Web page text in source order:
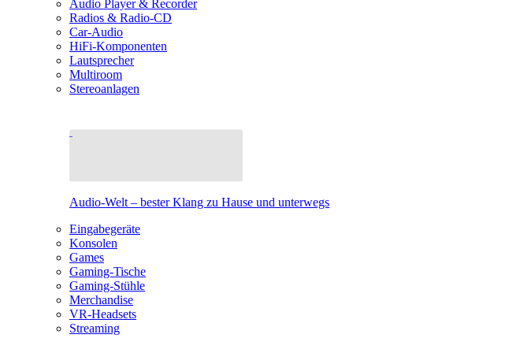
Audio Player & Recorder
Radios & Radio-CD
Car-Audio
HiFi-Komponenten
Lautsprecher
Multiroom
Stereoanlagen
Audio-Welt – bester Klang zu Hause und unterwegs
Eingabegeräte
Konsolen
Games
Gaming-Tische
Gaming-Stühle
Merchandise
VR-Headsets
Streaming